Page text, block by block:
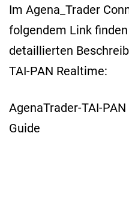
Im Agena_Trader
folgendem Link
detaillierten
TAI-PAN Realtime:
AgenaTrader-TAI-
Guide